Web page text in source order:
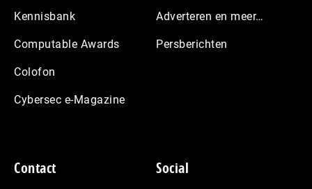
Kennisbank
Computable Awards
Colofon
Cybersec e-Magazine
Adverteren en meer…
Persberichten
Contact Social